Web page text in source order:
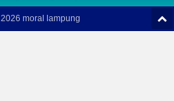
2026 moral lampung